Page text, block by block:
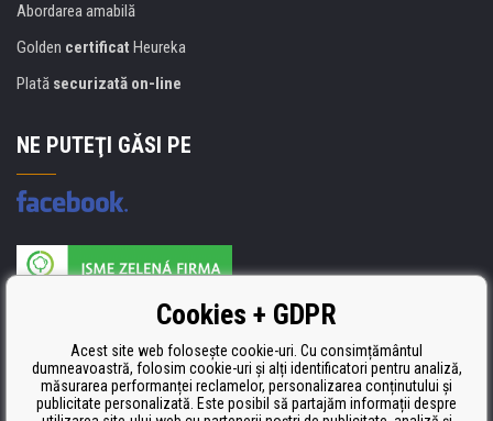
Abordarea amabilă
Golden certificat Heureka
Plată securizată on-line
NE PUTEŢI GĂSI PE
Producătorul umpluturii de rezervă este certificat
ISO 9001, ISO 14001 şi STMC.Cookies + GDPR
Acest site web folosește cookie-uri. Cu consimțământul
dumneavoastră, folosim cookie-uri și alți identificatori pentru analiză,
măsurarea performanței reclamelor, personalizarea conținutului și
publicitate personalizată. Este posibil să partajăm informații despre